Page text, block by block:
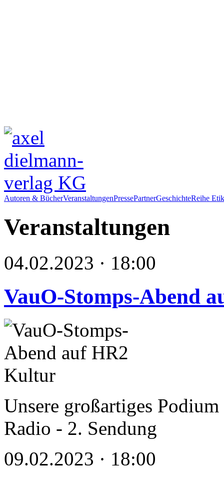
Autoren & BücherVeranstaltungenPressePartnerGeschichteReihe
Veranstaltungen
04.02.2023 · 18:00
VauO-Stomps-Abend
Unsere großartiges
Radio - 2. Sendung
09.02.2023 · 18:00